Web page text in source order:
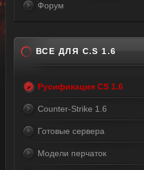
Форум
ВСЕ ДЛЯ C.S 1.6
Русификация CS 1.6
Counter-Strike 1.6
Готовые сервера
Модели перчаток